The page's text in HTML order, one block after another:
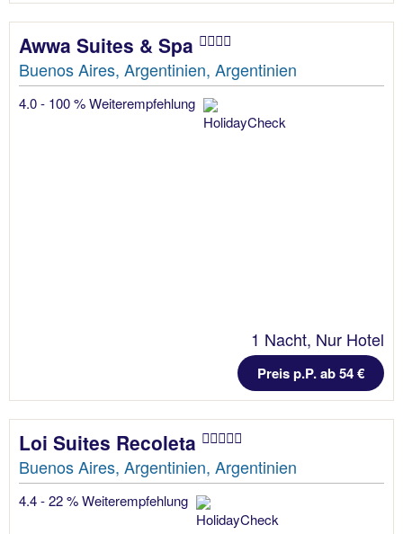
Awwa Suites & Spa
Buenos Aires, Argentinien, Argentinien
4.0 - 100 % Weiterempfehlung
1 Nacht, Nur Hotel
Preis p.P. ab 54 €
Loi Suites Recoleta
Buenos Aires, Argentinien, Argentinien
4.4 - 22 % Weiterempfehlung